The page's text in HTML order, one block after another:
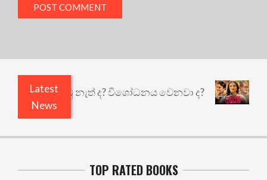
Latest
News
කුඩු නැත් ද? විශෝධනය වෙනවා ද?
TOP RATED BOOKS